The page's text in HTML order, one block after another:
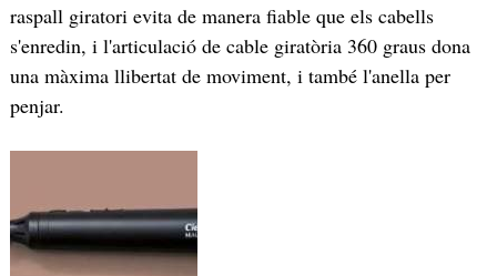
raspall giratori evita de manera fiable que els cabells
s'enredin, i l'articulació de cable giratòria 360 graus dona
una màxima llibertat de moviment, i també l'anella per
penjar.